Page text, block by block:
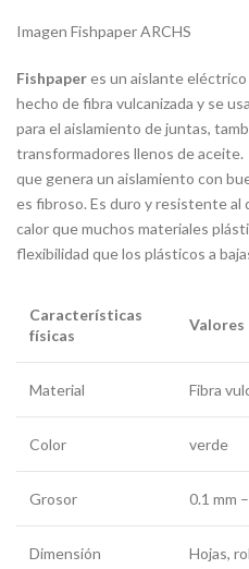
Imagen Fishpaper ARCHS
Fishpaperes un aislante
hecho de fibra vulcanizada y se
para el aislamiento de juntas,
transformadores llenos de
que genera un aislamiento con
es fibroso. Es duro y resistente al
calor que muchos materiales
flexibilidad que los plásticos a
Características
físicas
Material Fibra
Color verde
Grosor 0.1 mm
Dimensión Hojas,